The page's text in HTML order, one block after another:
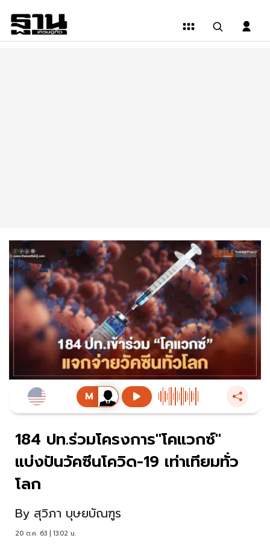
184 ปท.ร่วมโครงการ"โคแวกซ์"
แบ่งปันวัคซีนโควิด-19 เท่าเทียมทั่ว
โลก
By สุวิภา บุษยบัณฑูร
20 ต.ค. 63 | 13:02 น.